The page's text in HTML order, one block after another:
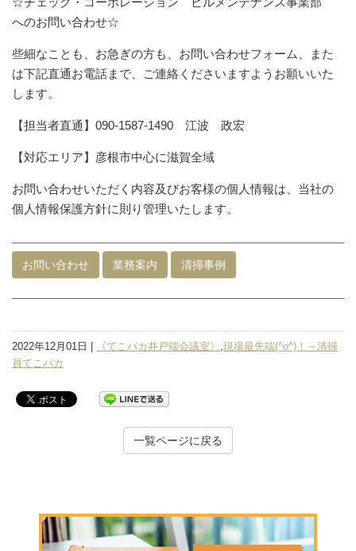
へのお問い合わせ☆
些細なことも、お急ぎの方も、お問い合わせフォーム、また
は下記直通お電話まで、ご連絡くださいますようお願いいた
します。
【担当者直通】090-1587-1490 江波 政宏
【対応エリア】彦根市中心に滋賀全域
お問い合わせいただく内容及びお客様の個人情報は、当社の
個人情報保護方針に則り管理いたします。
お問い合わせ 業務案内 清掃事例
2022年12月01日 | 《てこパカ井戸端会議室》 ,現場最先端(^o^)！～清掃
員てこパカ
一覧ページに戻る